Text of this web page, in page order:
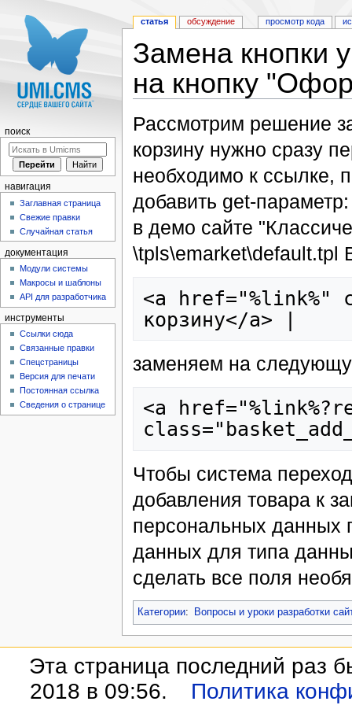
Замена кнопки
на кнопку
Рассмотрим решение
корзину нужно сразу
необходимо к ссылке,
добавить get-
в демо сайте
\tpls\emarket\default.tpl
<a href="%link%"
заменяем на
<a
Чтобы система
добавления товара к
персональных данных
данных для типа
сделать все поля
Категории: Вопросы и уроки разработки
статья обсуждение просмотр кода
поиск
навигация
Заглавная страница
Свежие правки
Случайная статья
документация
Модули системы
Макросы и шаблоны
API для разработчика
инструменты
Ссылки сюда
Связанные правки
Спецстраницы
Версия для печати
Постоянная ссылка
Сведения о странице
Эта страница последний раз
2018 в 09:56.
Политика